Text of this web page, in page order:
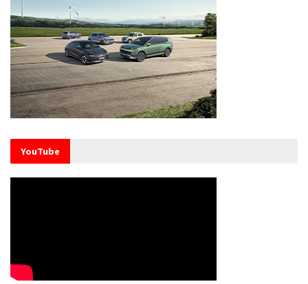
YouTube